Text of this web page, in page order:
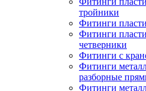
тройники
Фитинги
Фитинги
четверники
Фитинги с
Фитинги
разборные
Фитинги